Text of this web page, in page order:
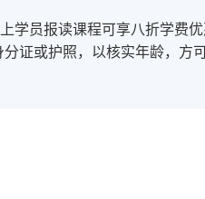
学员报读课程可享八折学费
证或护照，以核实年龄，方